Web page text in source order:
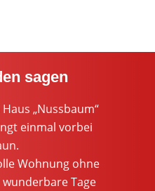
sagen
„Nussbaum“
einmal vorbei
Wohnung ohne
Tage